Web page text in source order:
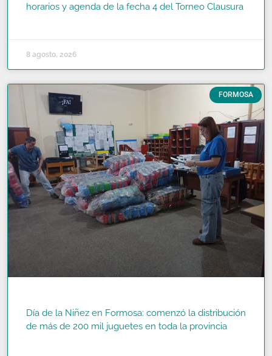
horarios y agenda de la fecha 4 del Torneo Clausura
8 agosto, 2026
FORMOSA
Día de la Niñez en Formosa: comenzó la distribución
de más de 200 mil juguetes en toda la provincia